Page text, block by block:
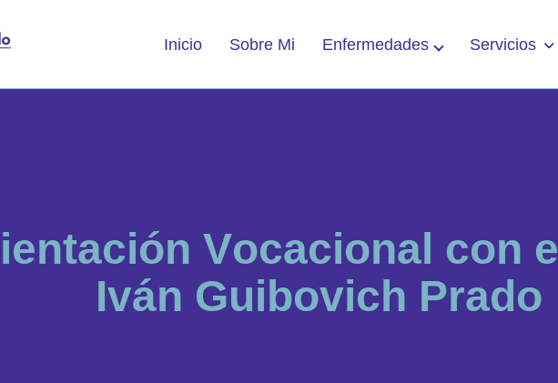
Inicio Sobre Mi Enfermedades Servicios
ientación Vocacional con e
Iván Guibovich Prado